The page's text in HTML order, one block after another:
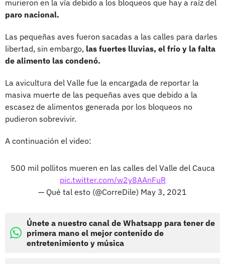
murieron en la vía debido a los bloqueos que hay a raíz del
paro nacional.
Las pequeñas aves fueron sacadas a las calles para darles
libertad, sin embargo, las fuertes lluvias, el frío y la falta
de alimento las condenó.
La avicultura del Valle fue la encargada de reportar la
masiva muerte de las pequeñas aves que debido a la
escasez de alimentos generada por los bloqueos no
pudieron sobrevivir.
A continuación el video:
500 mil pollitos mueren en las calles del Valle del Cauca
pic.twitter.com/w2y8AAnFuR
— Qué tal esto (@CorreDile) May 3, 2021
Únete a nuestro canal de Whatsapp para tener de
primera mano el mejor contenido de
entretenimiento y música